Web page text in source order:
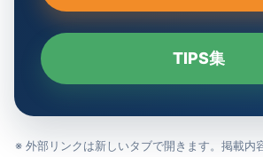
TIPS集
※ 外部リンクは新しいタブで開きます。掲載内